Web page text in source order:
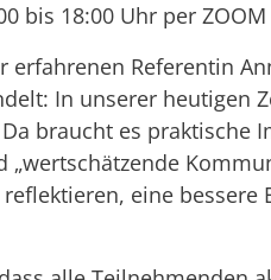
bis 18:00 Uhr per
erfahrenen Referentin
In unserer heutigen
braucht es praktische
„wertschätzende
eine